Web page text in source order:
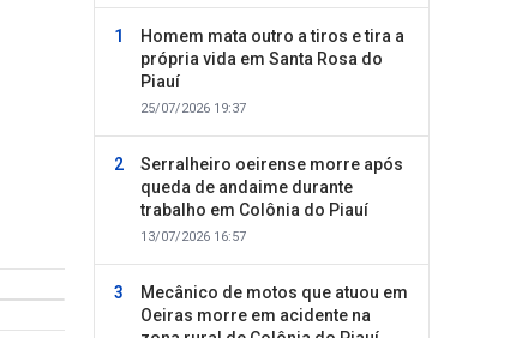
Homem mata outro a tiros e tira a
própria vida em Santa Rosa do
Piauí
25/07/2026 19:37
Serralheiro oeirense morre após
queda de andaime durante
trabalho em Colônia do Piauí
13/07/2026 16:57
Mecânico de motos que atuou em
Oeiras morre em acidente na